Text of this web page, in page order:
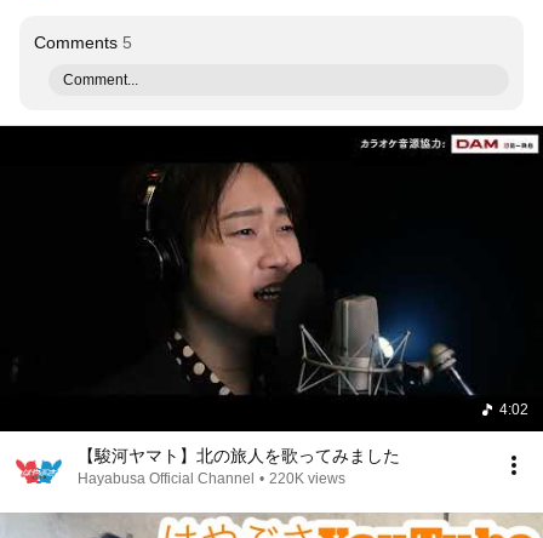
Comments 5
Comment...
4:02
【駿河ヤマト】北の旅人を歌ってみました
Hayabusa Official Channel • 220K views